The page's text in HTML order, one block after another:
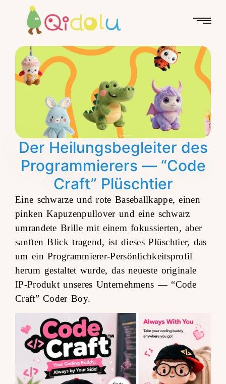
Der Heilungsbegleiter des
Programmierers — “Code
Craft” Plüschtier
Eine schwarze und rote Baseballkappe, einen
pinken Kapuzenpullover und eine schwarz
umrandete Brille mit einem fokussierten, aber
sanften Blick tragend, ist dieses Plüschtier, das
um ein Programmierer-Persönlichkeitsprofil
herum gestaltet wurde, das neueste originale
IP-Produkt unseres Unternehmens — “Code
Craft” Coder Boy.